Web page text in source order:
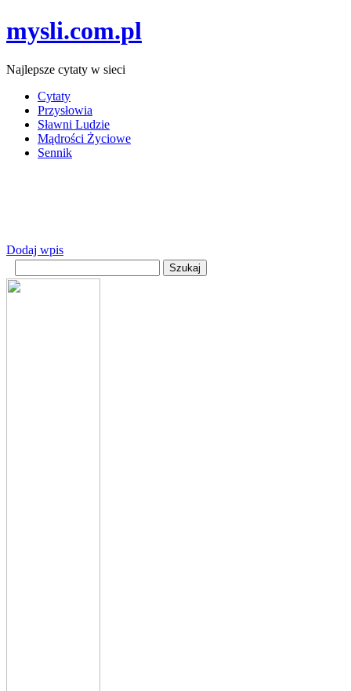
mysli.com.pl
Najlepsze cytaty w sieci
Cytaty
Przysłowia
Sławni Ludzie
Mądrości Życiowe
Sennik
Dodaj wpis